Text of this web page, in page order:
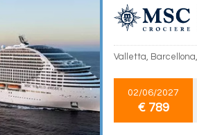
Valletta,
02/06/2027
€ 789